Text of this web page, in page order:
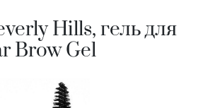
Hills, гель для
Brow Gel